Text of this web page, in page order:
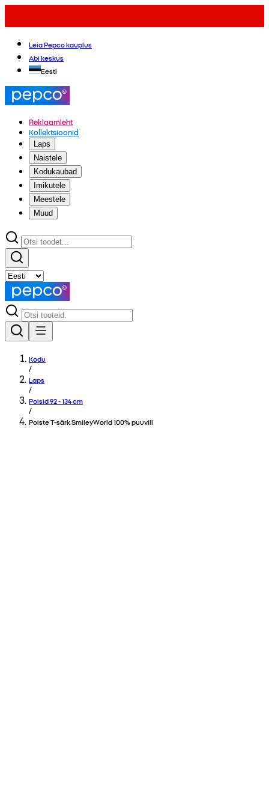
Leia Pepco kauplus
Abi keskus
Eesti
Reklaamleht
Kollektsioonid
Laps
Naistele
Kodukaubad
Imikutele
Meestele
Muud
Kodu
/
Laps
/
Poisid 92 - 134 cm
/
Poiste T-särk SmileyWorld 100% puuvill